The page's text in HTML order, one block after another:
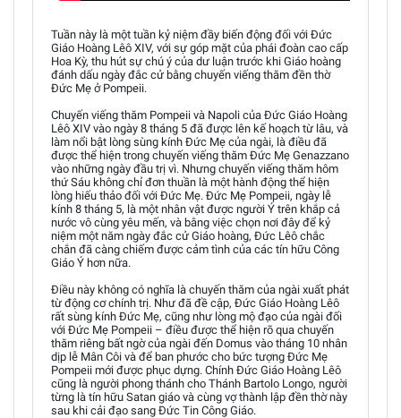
Tuần này là một tuần kỷ niệm đầy biến động đối với Đức
Giáo Hoàng Lêô XIV, với sự góp mặt của phái đoàn cao cấp
Hoa Kỳ, thu hút sự chú ý của dư luận trước khi Giáo hoàng
đánh dấu ngày đắc cử bằng chuyến viếng thăm đền thờ
Đức Mẹ ở Pompeii.
Chuyến viếng thăm Pompeii và Napoli của Đức Giáo Hoàng
Lêô XIV vào ngày 8 tháng 5 đã được lên kế hoạch từ lâu, và
làm nổi bật lòng sùng kính Đức Mẹ của ngài, là điều đã
được thể hiện trong chuyến viếng thăm Đức Mẹ Genazzano
vào những ngày đầu trị vì. Nhưng chuyến viếng thăm hôm
thứ Sáu không chỉ đơn thuần là một hành động thể hiện
lòng hiếu thảo đối với Đức Mẹ. Đức Mẹ Pompeii, ngày lễ
kính 8 tháng 5, là một nhân vật được người Ý trên khắp cả
nước vô cùng yêu mến, và bằng việc chọn nơi đây để kỷ
niệm một năm ngày đắc cử Giáo hoàng, Đức Lêô chắc
chắn đã càng chiếm được cảm tình của các tín hữu Công
Giáo Ý hơn nữa.
Điều này không có nghĩa là chuyến thăm của ngài xuất phát
từ động cơ chính trị. Như đã đề cập, Đức Giáo Hoàng Lêô
rất sùng kính Đức Mẹ, cũng như lòng mộ đạo của ngài đối
với Đức Mẹ Pompeii – điều được thể hiện rõ qua chuyến
thăm riêng bất ngờ của ngài đến Domus vào tháng 10 nhân
dịp lễ Mân Côi và để ban phước cho bức tượng Đức Mẹ
Pompeii mới được phục dựng. Chính Đức Giáo Hoàng Lêô
cũng là người phong thánh cho Thánh Bartolo Longo, người
từng là tín hữu Satan giáo và cùng vợ thành lập đền thờ này
sau khi cải đạo sang Đức Tin Công Giáo.